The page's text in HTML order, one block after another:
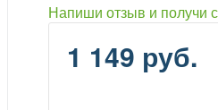
Напиши отзыв и получи
1 149 руб.